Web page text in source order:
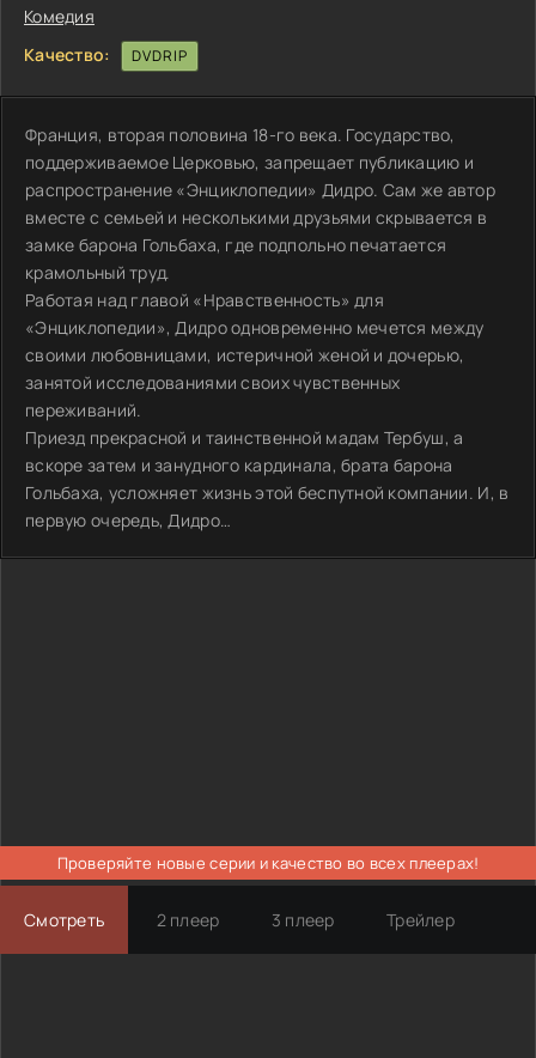
Комедия
Качество:
DVDRIP
Франция, вторая половина 18-го века. Государство,
поддерживаемое Церковью, запрещает публикацию и
распространение «Энциклопедии» Дидро. Сам же автор
вместе с семьей и несколькими друзьями скрывается в
замке барона Гольбаха, где подпольно печатается
крамольный труд.
Работая над главой «Нравственность» для
«Энциклопедии», Дидро одновременно мечется между
своими любовницами, истеричной женой и дочерью,
занятой исследованиями своих чувственных
переживаний.
Приезд прекрасной и таинственной мадам Тербуш, а
вскоре затем и занудного кардинала, брата барона
Гольбаха, усложняет жизнь этой беспутной компании. И, в
первую очередь, Дидро…
Проверяйте новые серии и качество во всех плеерах!
Смотреть 2 плеер 3 плеер Трейлер